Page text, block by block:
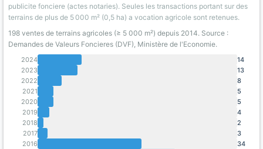
publicite fonciere (actes notaries). Seules les transactions portant sur des
terrains de plus de 5 000 m² (0,5 ha) a vocation agricole sont retenues.
198 ventes de terrains agricoles (≥ 5 000 m²) depuis 2014. Source :
Demandes de Valeurs Foncieres (DVF), Ministère de l'Economie.
2024
14
2023
13
2022
8
2021
5
2020
5
2019
4
2018
2
2017
3
2016
34